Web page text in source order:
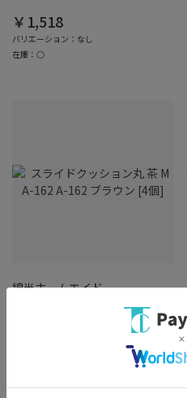
￥1,518
バリエーション：なし
在庫：○
綿半ホームエイド
スライドクッション丸 茶 M A-
162 A-162 ブラウン [4個]